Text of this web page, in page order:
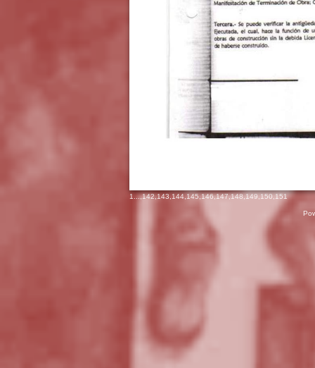
1 ...,142,143,144,145,146,147,148,149,150,151